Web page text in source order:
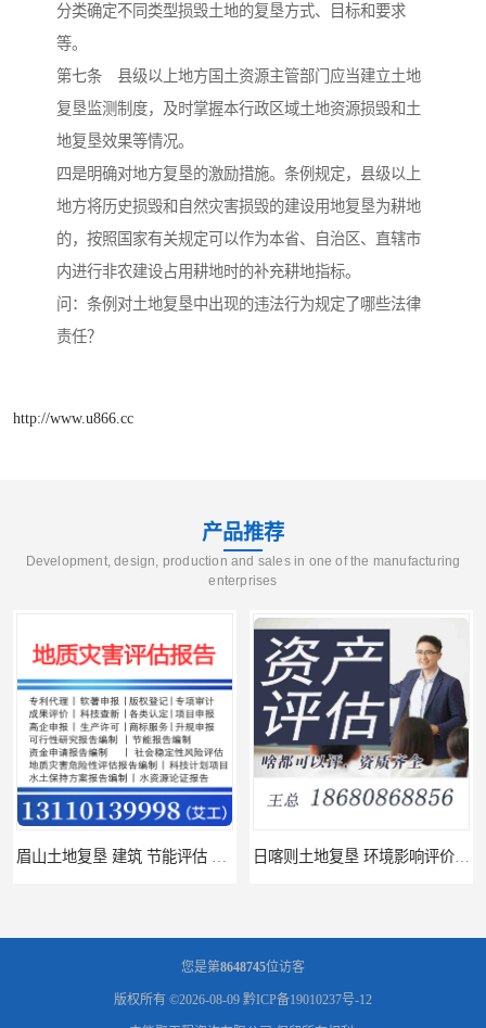
分类确定不同类型损毁土地的复垦方式、目标和要求
等。
第七条 县级以上地方国土资源主管部门应当建立土地
复垦监测制度，及时掌握本行政区域土地资源损毁和土
地复垦效果等情况。
四是明确对地方复垦的激励措施。条例规定，县级以上
地方将历史损毁和自然灾害损毁的建设用地复垦为耕地
的，按照国家有关规定可以作为本省、自治区、直辖市
内进行非农建设占用耕地时的补充耕地指标。
问：条例对土地复垦中出现的违法行为规定了哪些法律
责任？
http://www.u866.cc
产品推荐
Development, design, production and sales in one of the manufacturing
enterprises
您是第8648745位访客
版权所有 ©2026-08-09 黔ICP备19010237号-12